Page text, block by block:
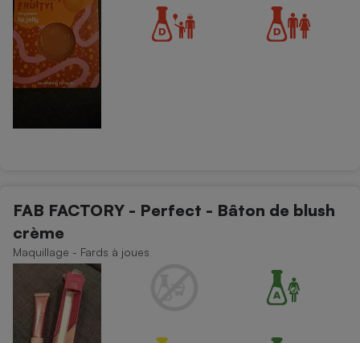
FAB FACTORY - Perfect - Bâton de blush
crème
Maquillage - Fards à joues